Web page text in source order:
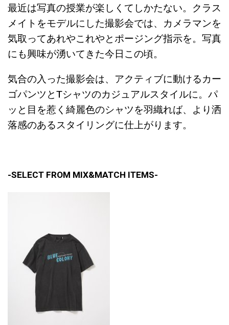
最近は写真の授業が楽しくてしかたない。クラス
メイトをモデルにした撮影会では、カメラマンを
気取ってあれやこれやとポージング指示を。写真
にも興味が湧いてきた今日この頃。
気合の入った撮影会は、アクティブに動けるカー
ゴパンツとTシャツのカジュアルスタイルに。パ
ッと目を惹く綺麗色のシャツを羽織れば、より洒
落感のあるスタイリングに仕上がります。
-SELECT FROM MIX&MATCH ITEMS-